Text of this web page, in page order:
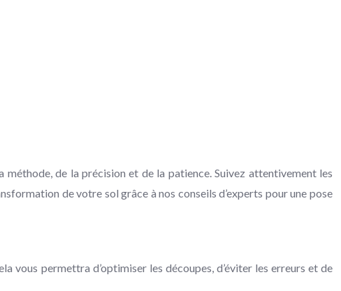
de la précision et de la patience. Suivez attentivement les
de votre sol grâce à nos conseils d’experts pour une pose
vous permettra d’optimiser les découpes, d’éviter les erreurs et de